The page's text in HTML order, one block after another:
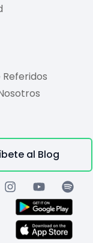
al Blog